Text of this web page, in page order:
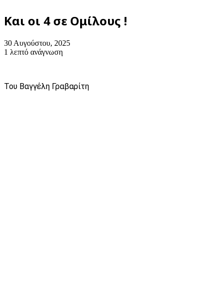
Και οι 4 σε Ομίλους !
30 Αυγούστου, 2025
1 λεπτό ανάγνωση
Του Βαγγέλη Γραβαρίτη